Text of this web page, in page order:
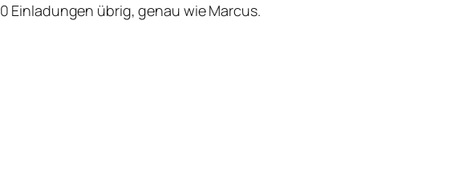
Einladungen übrig, genau wie Marcus.